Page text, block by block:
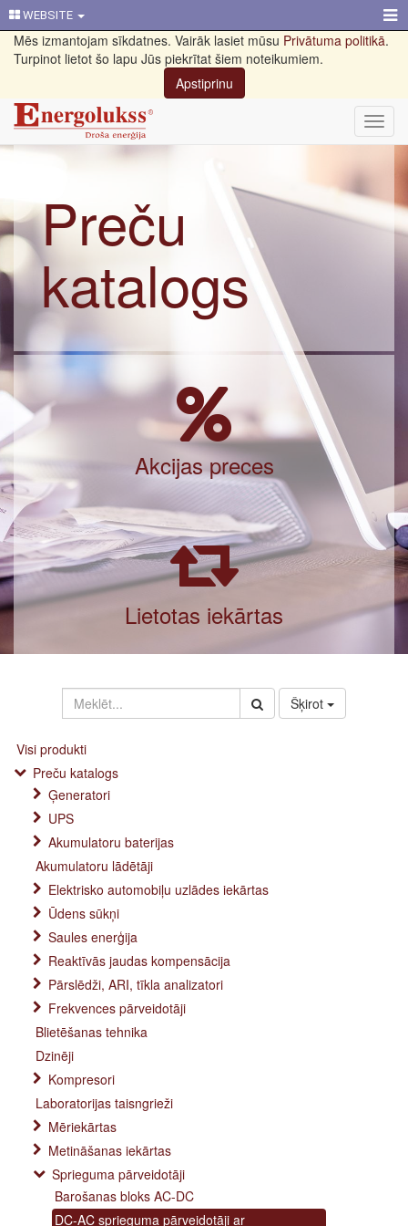
WEBSITE
Mēs izmantojam sīkdatnes. Vairāk lasiet mūsu Privātuma politikā.
Turpinot lietot šo lapu Jūs piekrītat šiem noteikumiem.
Apstiprinu
Preču
katalogs
Akcijas preces
Lietotas iekārtas
Šķirot
Visi produkti
Preču katalogs
Ģeneratori
UPS
Akumulatoru baterijas
Akumulatoru lādētāji
Elektrisko automobiļu uzlādes iekārtas
Ūdens sūkņi
Saules enerģija
Reaktīvās jaudas kompensācija
Pārslēdži, ARI, tīkla analizatori
Frekvences pārveidotāji
Blietēšanas tehnika
Dzinēji
Kompresori
Laboratorijas taisngrieži
Mēriekārtas
Metināšanas iekārtas
Sprieguma pārveidotāji
Barošanas bloks AC-DC
DC-AC sprieguma pārveidotāji ar